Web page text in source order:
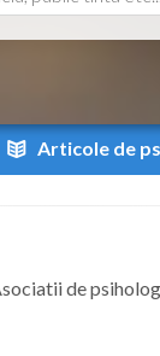
Articole de
de